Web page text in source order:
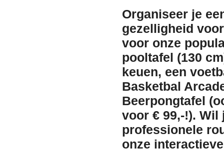
Organiseer je
gezelligheid
voor onze
pooltafel (130
keuen, een
Basketbal
Beerpongtafel
voor € 99,-!).
professionele
onze